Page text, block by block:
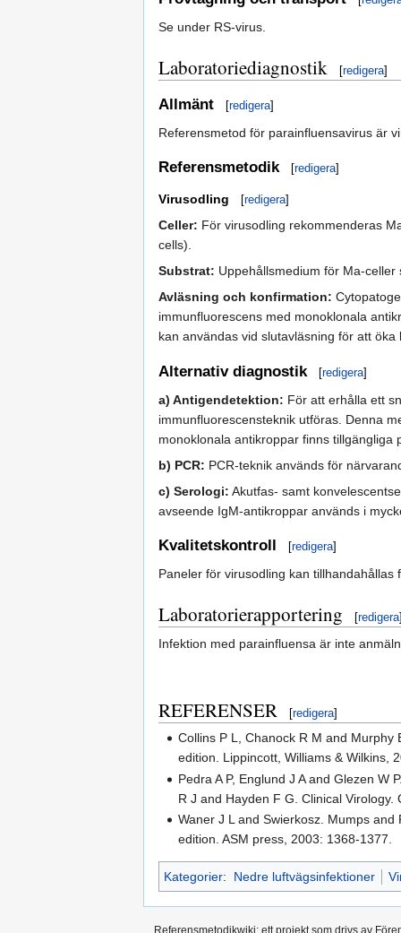
Se under RS-virus.
Laboratoriediagnostik [redigera]
Allmänt [redigera]
Referensmetod för parainfluensavirus är
Referensmetodik [redigera]
Virusodling [redigera]
Celler: För virusodling rekommenderas
cells).
Substrat: Uppehållsmedium för Ma-
Avläsning och konfirmation:
immunfluorescens med monoklonala
kan användas vid slutavläsning för att
Alternativ diagnostik [redigera]
a) Antigendetektion: För att erhålla ett
immunfluorescensteknik utföras. Denna
monoklonala antikroppar finns
b) PCR: PCR-teknik används för
c) Serologi: Akutfas- samt
avseende IgM-antikroppar används i
Kvalitetskontroll [redigera]
Paneler för virusodling kan
Laboratorierapportering [redigera
Infektion med parainfluensa är inte
REFERENSER [redigera]
Collins P L, Chanock R M and Murphy
edition. Lippincott, Williams & Wilkins,
Pedra A P, Englund J A and Glezen W
R J and Hayden F G. Clinical
Waner J L and Swierkosz. Mumps
edition. ASM press, 2003: 1368-1377.
Kategorier: Nedre luftvägsinfektioner
Referensmetodikwiki; ett projekt som drivs av